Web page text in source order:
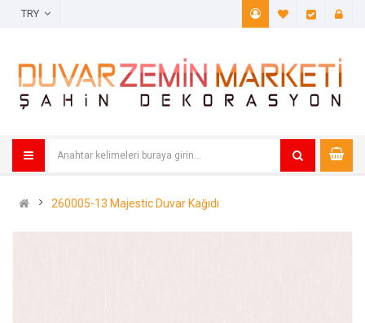
A. Listem
260005-13 Majestic Duvar Kağıdı